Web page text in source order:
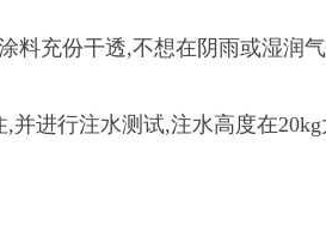
充份干透,不想在阴雨或湿润
进行注水测试,注水高度在20kg